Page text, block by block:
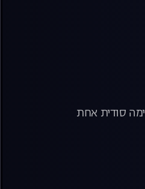
סודית אחת